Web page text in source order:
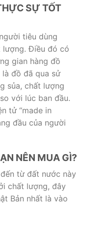
SỰ TỐT
tiêu dùng
lượng. Điều đó có
gian hàng đồ
là đồ đã qua sử
sủa, chất lượng
với lúc ban đầu.
tử “made in
đầu của người
NÊN MUA GÌ?
từ đất nước này
chất lượng, đây
Bản nhất là vào